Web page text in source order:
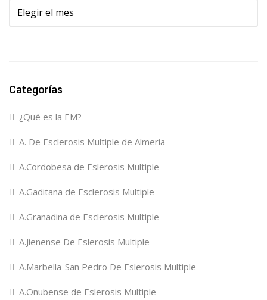
Categorías
¿Qué es la EM?
A. De Esclerosis Multiple de Almeria
A.Cordobesa de Eslerosis Multiple
A.Gaditana de Esclerosis Multiple
A.Granadina de Esclerosis Multiple
A.Jienense De Eslerosis Multiple
A.Marbella-San Pedro De Eslerosis Multiple
A.Onubense de Eslerosis Multiple